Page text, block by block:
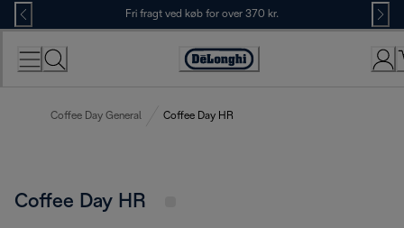
Skip
to
Content
Fri fragt ved køb for over 370 kr.
Accessibility
Coffee Day General Coffee Day HR
Coffee Day HR